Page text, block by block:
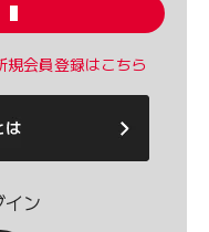
規会員登録はこちら
ン